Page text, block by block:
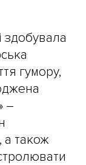
здобувала
гумору,
–
а також